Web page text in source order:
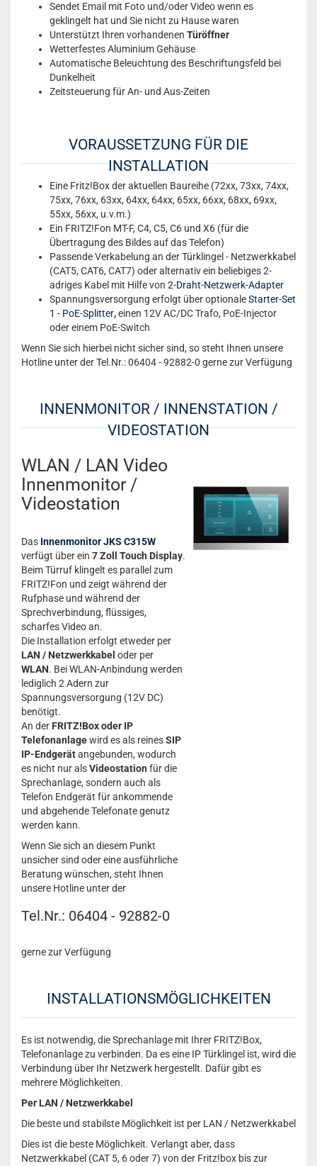
Sendet Email mit Foto und/oder Video wenn es
geklingelt hat und Sie nicht zu Hause waren
Unterstützt Ihren vorhandenen Türöffner
Wetterfestes Aluminium Gehäuse
Automatische Beleuchtung des Beschriftungsfeld bei
Dunkelheit
Zeitsteuerung für An- und Aus-Zeiten
VORAUSSETZUNG FÜR DIE
INSTALLATION
Eine Fritz!Box der aktuellen Baureihe (72xx, 73xx, 74xx,
75xx, 76xx, 63xx, 64xx, 64xx, 65xx, 66xx, 68xx, 69xx,
55xx, 56xx, u.v.m.)
Ein FRITZ!Fon MT-F, C4, C5, C6 und X6 (für die
Übertragung des Bildes auf das Telefon)
Passende Verkabelung an der Türklingel - Netzwerkkabel
(CAT5, CAT6, CAT7) oder alternativ ein beliebiges 2-
adriges Kabel mit Hilfe von 2-Draht-Netzwerk-Adapter
Spannungsversorgung erfolgt über optionaleStarter-Set
1 - PoE-Splitter,einen 12V AC/DC Trafo, PoE-Injector
oder einem PoE-Switch
Wenn Sie sich hierbei nicht sicher sind, so steht Ihnen unsere
Hotline unter der Tel.Nr.: 06404 - 92882-0 gerne zur Verfügung
INNENMONITOR / INNENSTATION /
VIDEOSTATION
WLAN / LAN Video
Innenmonitor /
Videostation
Das Innenmonitor JKS C315W
verfügt über ein7 Zoll Touch Display.
Beim Türruf klingelt es parallel zum
FRITZ!Fon und zeigt während der
Rufphase und während der
Sprechverbindung, flüssiges,
scharfes Video an.
Die Installation erfolgt etweder per
LAN / Netzwerkkabeloder per
WLAN. Bei WLAN-Anbindung werden
lediglich 2 Adern zur
Spannungsversorgung (12V DC)
benötigt.
An der FRITZ!Box oder IP
Telefonanlagewird es als reinesSIP
IP-Endgerätangebunden, wodurch
es nicht nur alsVideostation für die
Sprechanlage, sondern auch als
Telefon Endgerät für ankommende
und abgehende Telefonate genutz
werden kann.
Wenn Sie sich an diesem Punkt
unsicher sind oder eine ausführliche
Beratung wünschen, steht Ihnen
unsere Hotline unter der
Tel.Nr.: 06404 - 92882-0
gerne zur Verfügung
INSTALLATIONSMÖGLICHKEITEN
Es ist notwendig, die Sprechanlage mit Ihrer FRITZ!Box,
Telefonanlage zu verbinden. Da es eine IP Türklingel ist, wird die
Verbindung über Ihr Netzwerk hergestellt. Dafür gibt es
mehrere Möglichkeiten.
Per LAN / Netzwerkkabel
Die beste und stabilste Möglichkeit ist per LAN / Netzwerkkabel
Dies ist die beste Möglichkeit. Verlangt aber, dass
Netzwerkkabel (CAT 5, 6 oder 7) von der Fritz!box bis zur